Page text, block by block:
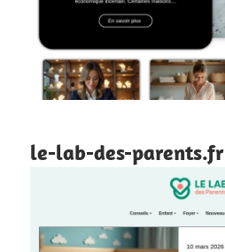
le-lab-des-parents.fr